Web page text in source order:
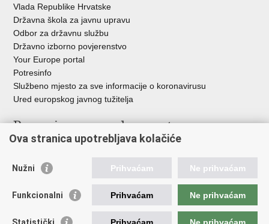
Vlada Republike Hrvatske
Državna škola za javnu upravu
Odbor za državnu službu
Državno izborno povjerenstvo
Your Europe portal
Potresinfo
Službeno mjesto za sve informacije o koronavirusu
Ured europskog javnog tužitelja
Poveznice pravosudnog sustava
Državno odvjetništvo
Ured za suzbijanje korupcije i organiziranog kriminaliteta
Državno sudbeno vijeće
Državnoodvjetničko vijeće
Ova stranica upotrebljava kolačiće
Nužni Prihvaćam Ne prihvaćam
Funkcionalni Prihvaćam Ne prihvaćam
Statistički Prihvaćam Ne prihvaćam